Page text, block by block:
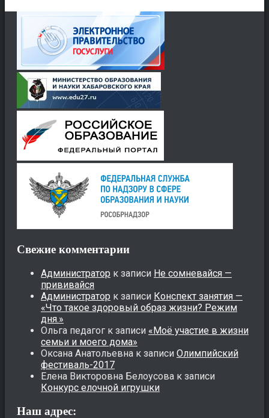
Свежие комментарии
Администратор к записи Не сомневайся —
прививайся
Администратор к записи Конспект занятия —
«Что такое здоровый образ жизни? Режим
дня.»
Ольга педагог к записи «Моё участие в жизни
семьи и моего дома»
Оксана Анатольевна к записи Олимпийский
фестиваль-2017
Елена Викторовна Белоусова к записи
Конкурс елочной игрушки
Наш адрес: